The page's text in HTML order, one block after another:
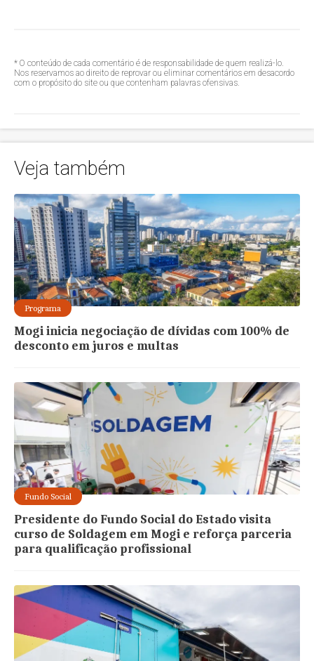
* O conteúdo de cada comentário é de responsabilidade de quem realizá-lo.
Nos reservamos ao direito de reprovar ou eliminar comentários em desacordo
com o propósito do site ou que contenham palavras ofensivas.
Veja também
Programa
Mogi inicia negociação de dívidas com 100% de
desconto em juros e multas
Fundo Social
Presidente do Fundo Social do Estado visita
curso de Soldagem em Mogi e reforça parceria
para qualificação profissional